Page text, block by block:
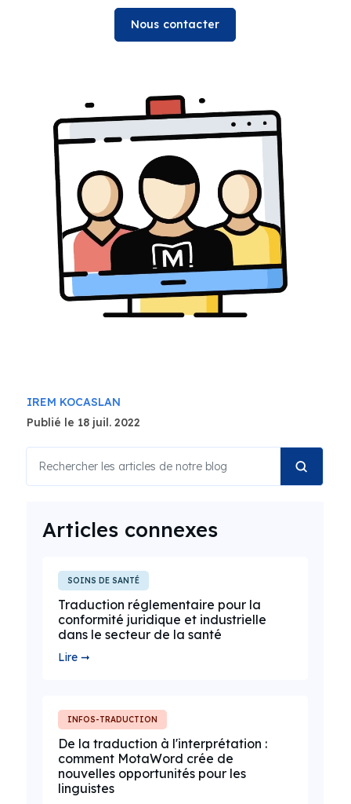
Nous contacter
IREM KOCASLAN
Publié le 18 juil. 2022
Articles connexes
SOINS DE SANTÉ
Traduction réglementaire pour la
conformité juridique et industrielle
dans le secteur de la santé
Lire ➞
INFOS-TRADUCTION
De la traduction à l'interprétation :
comment MotaWord crée de
nouvelles opportunités pour les
linguistes